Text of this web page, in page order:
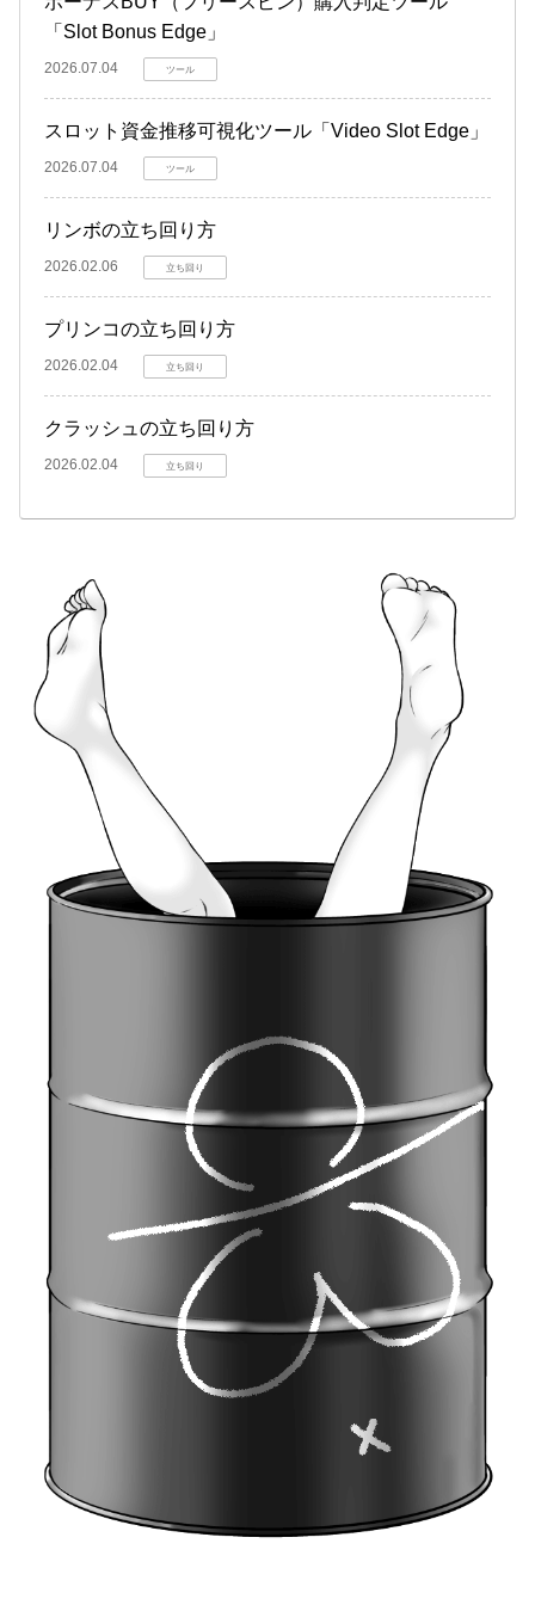
「Slot Bonus Edge」
2026.07.04 ツール
スロット資金推移可視化ツール「Video Slot Edge」
2026.07.04 ツール
リンボの立ち回り方
2026.02.06 立ち回り
プリンコの立ち回り方
2026.02.04 立ち回り
クラッシュの立ち回り方
2026.02.04 立ち回り